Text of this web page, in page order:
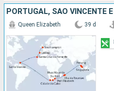
Queen Elizabeth 39 d